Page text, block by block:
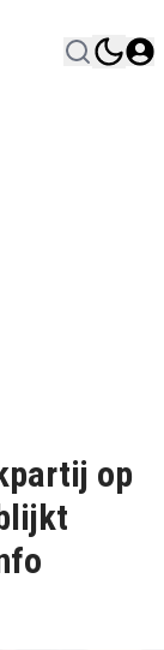
op